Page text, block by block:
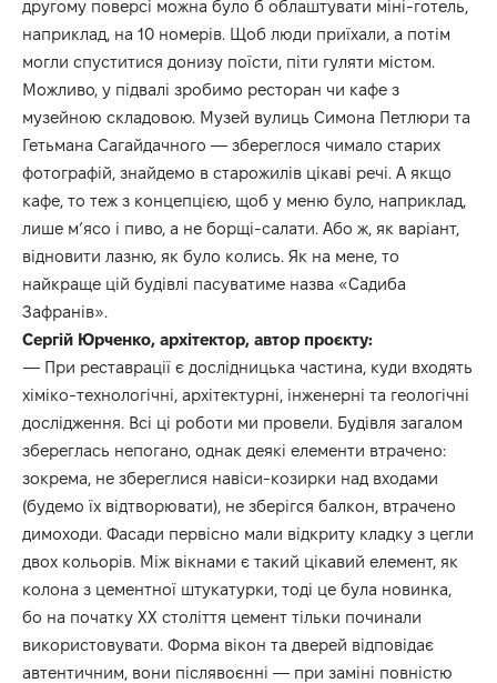
другому поверсі можна було б облаштувати міні-готель,
наприклад, на 10 номерів. Щоб люди приїхали, а потім
могли спуститися донизу поїсти, піти гуляти містом.
Можливо, у підвалі зробимо ресторан чи кафе з
музейною складовою. Музей вулиць Симона Петлюри та
Гетьмана Сагайдачного — збереглося чимало старих
фотографій, знайдемо в старожилів цікаві речі. А якщо
кафе, то теж з концепцією, щоб у меню було, наприклад,
лише м’ясо і пиво, а не борщі-салати. Або ж, як варіант,
відновити лазню, як було колись. Як на мене, то
найкраще цій будівлі пасуватиме назва «Садиба
Зафранів».
Сергій Юрченко, архітектор, автор проєкту:
— При реставрації є дослідницька частина, куди входять
хіміко-технологічні, архітектурні, інженерні та геологічні
дослідження. Всі ці роботи ми провели. Будівля загалом
збереглась непогано, однак деякі елементи втрачено:
зокрема, не збереглися навіси-козирки над входами
(будемо їх відтворювати), не зберігся балкон, втрачено
димоходи. Фасади первісно мали відкриту кладку з цегли
двох кольорів. Між вікнами є такий цікавий елемент, як
колона з цементної штукатурки, тоді це була новинка,
бо на початку ХХ століття цемент тільки починали
використовувати. Форма вікон та дверей відповідає
автентичним, вони післявоєнні — при заміні повністю